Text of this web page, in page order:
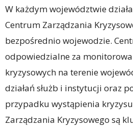
W każdym województwie
Centrum Zarządzania
bezpośrednio wojewodzie.
odpowiedzialne za
kryzysowych na terenie
działań służb i instytucji oraz
przypadku wystąpienia
Zarządzania Kryzysowego są